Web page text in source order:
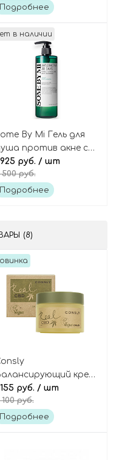
miracle serum
Подробнее
в наличии
By Mi Гель для
против акне с
AHA-BHA-
30 Days Miracle
Clear Body
925 руб. / шт
500 руб.
Подробнее
(8)
крем
маслом конопли и
Vegan
CBD» Balancing
155 руб. / шт
руб.
Подробнее